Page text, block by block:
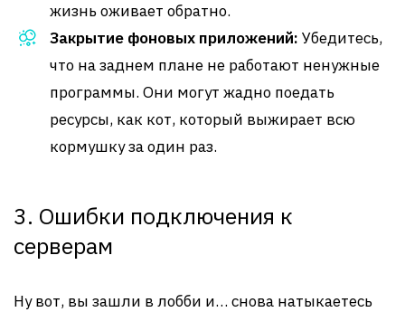
жизнь оживает обратно.
Закрытие фоновых приложений: Убедитесь,
что на заднем плане не работают ненужные
программы. Они могут жадно поедать
ресурсы, как кот, который выжирает всю
кормушку за один раз.
3. Ошибки подключения к
серверам
Ну вот, вы зашли в лобби и… снова натыкаетесь